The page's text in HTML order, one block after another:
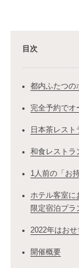
目次
都内ふたつの
完全予約でオ
日本茶レスト
和食レストラ
1人前の「お
ホテル客室に
限定宿泊プラ
2022年はお
開催概要